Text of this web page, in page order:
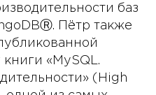
баз
Пётр также
книги «MySQL.
(High